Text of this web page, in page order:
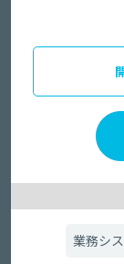
業務シ